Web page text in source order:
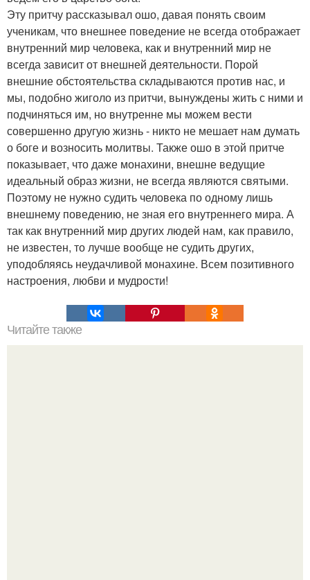
Эту притчу рассказывал ошо, давая понять своим
ученикам, что внешнее поведение не всегда отображает
внутренний мир человека, как и внутренний мир не
всегда зависит от внешней деятельности. Порой
внешние обстоятельства складываются против нас, и
мы, подобно жиголо из притчи, вынуждены жить с ними и
подчиняться им, но внутренне мы можем вести
совершенно другую жизнь - никто не мешает нам думать
о боге и возносить молитвы. Также ошо в этой притче
показывает, что даже монахини, внешне ведущие
идеальный образ жизни, не всегда являются святыми.
Поэтому не нужно судить человека по одному лишь
внешнему поведению, не зная его внутреннего мира. А
так как внутренний мир других людей нам, как правило,
не известен, то лучше вообще не судить других,
уподобляясь неудачливой монахине. Всем позитивного
настроения, любви и мудрости!
Читайте также